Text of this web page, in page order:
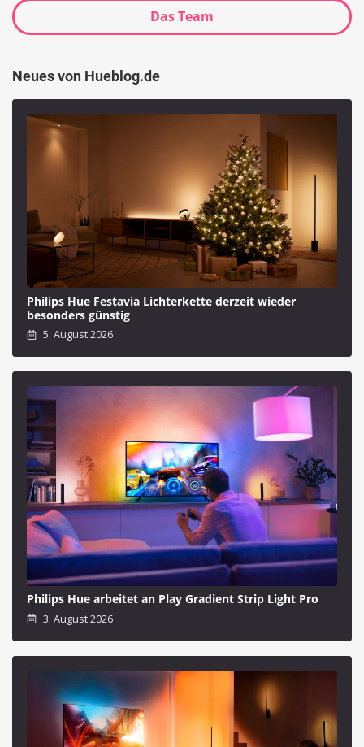
Das Team
Neues von Hueblog.de
Philips Hue Festavia Lichterkette derzeit wieder
besonders günstig
5. August 2026
Philips Hue arbeitet an Play Gradient Strip Light Pro
3. August 2026